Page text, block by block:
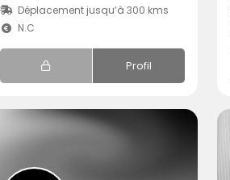
Déplacement jusqu’à 300 kms
N.C
Profil